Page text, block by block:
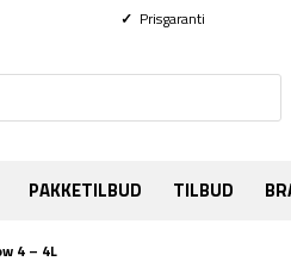
✓ Prisgaranti
PAKKETILBUD TILBUD
4 – 4L